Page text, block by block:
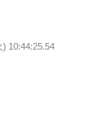
) 10:44:25.54